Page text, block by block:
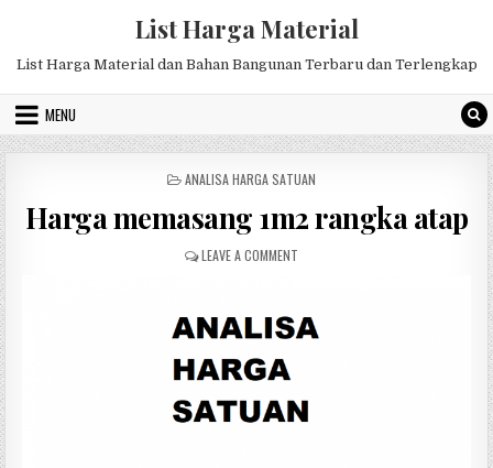
List Harga Material
List Harga Material dan Bahan Bangunan Terbaru dan Terlengkap
MENU
POSTED
ANALISA HARGA SATUAN
Harga memasang 1m2 rangka atap
LEAVE A COMMENTON
RANGKA